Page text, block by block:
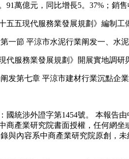
億元，同比增長5。37%；銷售
五現代服務業發展規劃》編制工
節 平涼市水泥行業阐发一、水泥
服務業發展規劃》開展實地調研
第七章 平涼市建材行業沉點企業
涉外證字第1454號。 本報告
產業研究院書面授權，任何網
與內容系中商產業研究院原創，